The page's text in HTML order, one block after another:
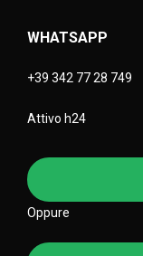
WHATSAPP
+39 342 77 28 749
Attivo h24
Oppure